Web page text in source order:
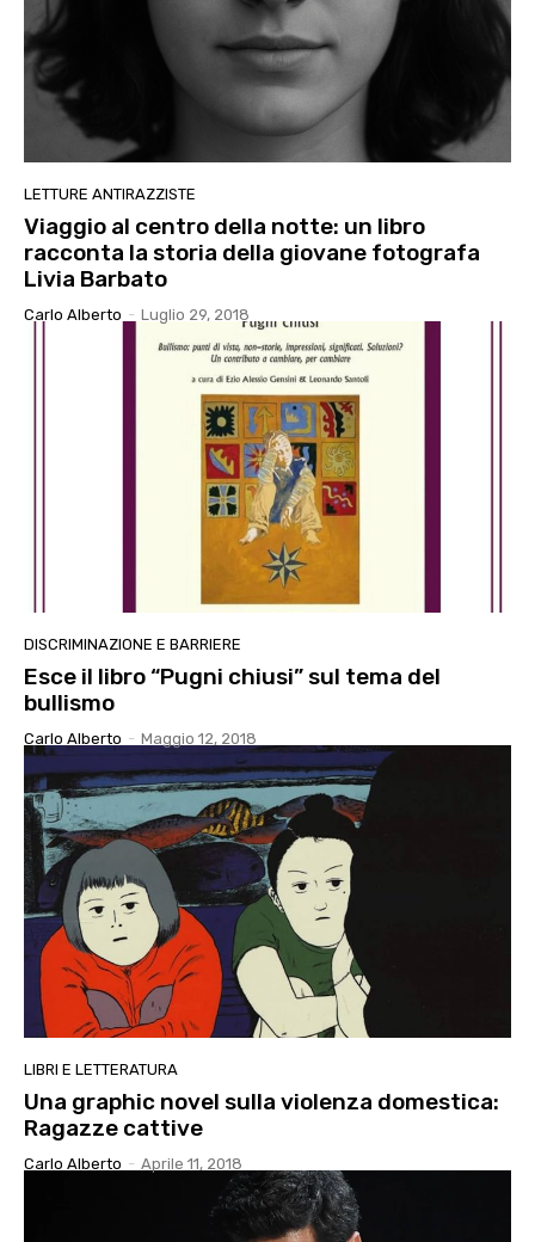
LETTURE ANTIRAZZISTE
Viaggio al centro della notte: un libro
racconta la storia della giovane fotografa
Livia Barbato
Carlo Alberto - Luglio 29, 2018
DISCRIMINAZIONE E BARRIERE
Esce il libro “Pugni chiusi” sul tema del
bullismo
Carlo Alberto - Maggio 12, 2018
LIBRI E LETTERATURA
Una graphic novel sulla violenza domestica:
Ragazze cattive
Carlo Alberto - Aprile 11, 2018